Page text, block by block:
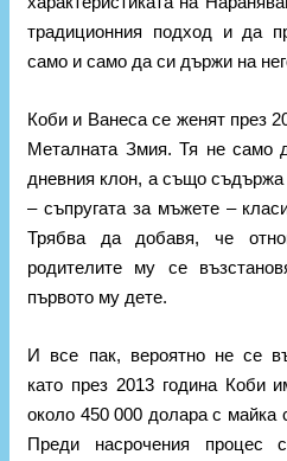
традиционния подход и да
само и само да си държи на
Коби и Ванеса се женят през
Металната Змия. Тя не само
дневния клон, а също съдържа
– съпругата за мъжете –
Трябва да добавя, че
родителите му се
първото му дете.
И все пак, вероятно не се
като през 2013 година Коби
около 450 000 долара с майка
Преди насрочения процес